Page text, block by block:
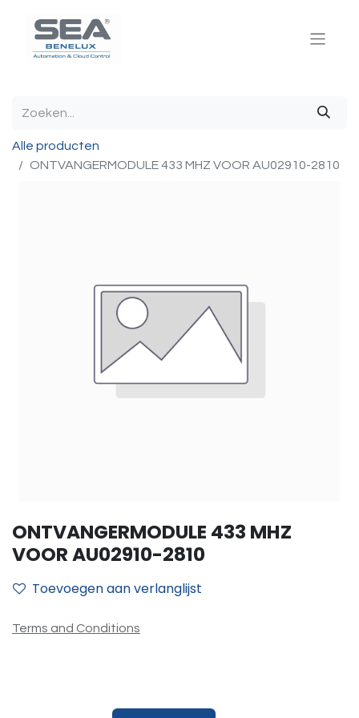
Alle producten
ONTVANGERMODULE 433 MHZ VOOR AU02910-2810
ONTVANGERMODULE 433 MHZ
VOOR AU02910-2810
Toevoegen aan verlanglijst
Terms and Conditions